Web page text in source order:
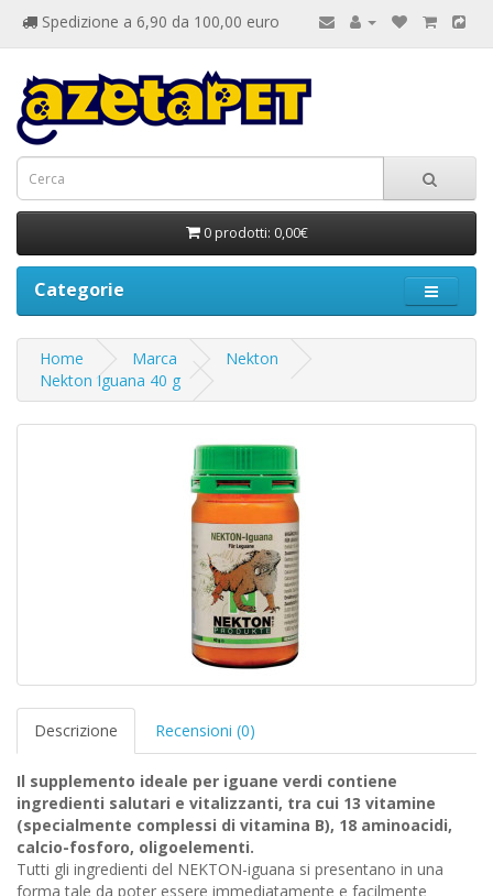
Spedizione a 6,90 da 100,00 euro
0 prodotti: 0,00€
Categorie
Home Marca
Nekton
Nekton Iguana 40 g
Descrizione Recensioni (0)
Il supplemento ideale per iguane verdi contiene
ingredienti salutari e vitalizzanti, tra cui 13 vitamine
(specialmente complessi di vitamina B), 18 aminoacidi,
calcio-fosforo, oligoelementi.
Tutti gli ingredienti del NEKTON-iguana si presentano in una
forma tale da poter essere immediatamente e facilmente